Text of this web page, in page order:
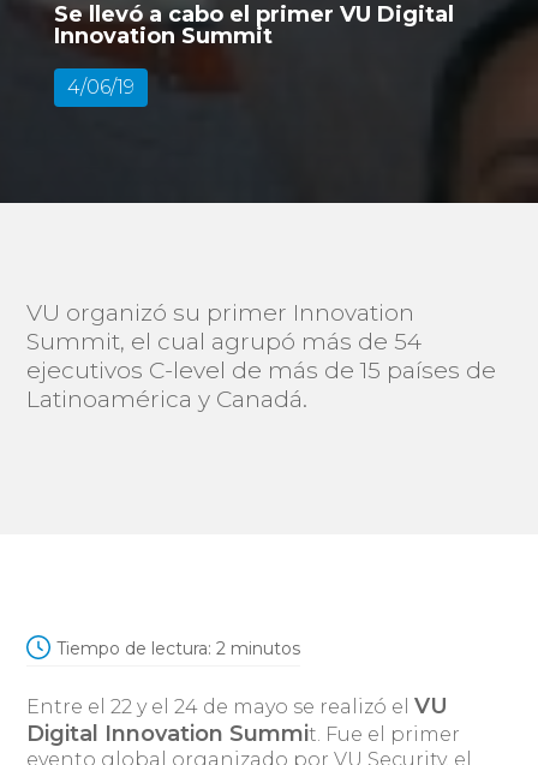
Se llevó a cabo el primer VU Digital
Innovation Summit
4/06/19
VU organizó su primer Innovation
Summit, el cual agrupó más de 54
ejecutivos C-level de más de 15 países de
Latinoamérica y Canadá.
Tiempo de lectura: 2 minutos
Entre el 22 y el 24 de mayo se realizó elVU
Digital Innovation Summit. Fue el primer
evento global organizado por VU Security, el